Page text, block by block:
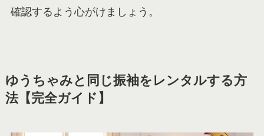
確認するよう心がけましょう。
ゆうちゃみと同じ振袖をレンタルする方
法【完全ガイド】